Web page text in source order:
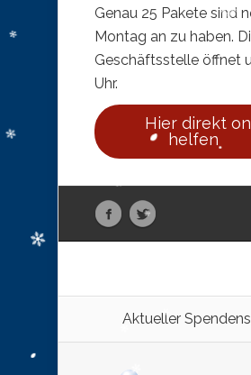
Genau 25 Pakete sind
Montag an zu haben.
Geschäftsstelle öffnet
Uhr.
Hier direkt
helfen
Aktueller